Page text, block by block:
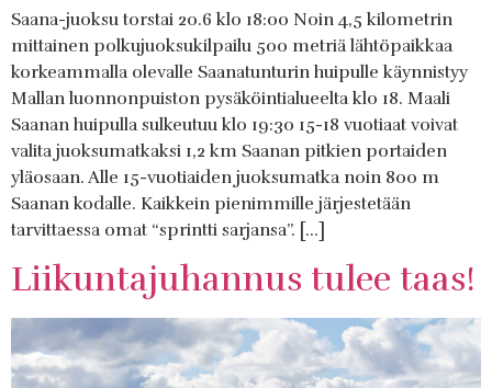
Saana-juoksu torstai 20.6 klo 18:00 Noin 4,5 kilometrin
mittainen polkujuoksukilpailu 500 metriä lähtöpaikkaa
korkeammalla olevalle Saanatunturin huipulle käynnistyy
Mallan luonnonpuiston pysäköintialueelta klo 18. Maali
Saanan huipulla sulkeutuu klo 19:30 15-18 vuotiaat voivat
valita juoksumatkaksi 1,2 km Saanan pitkien portaiden
yläosaan. Alle 15-vuotiaiden juoksumatka noin 800 m
Saanan kodalle. Kaikkein pienimmille järjestetään
tarvittaessa omat “sprintti sarjansa”. […]
Liikuntajuhannus tulee taas!